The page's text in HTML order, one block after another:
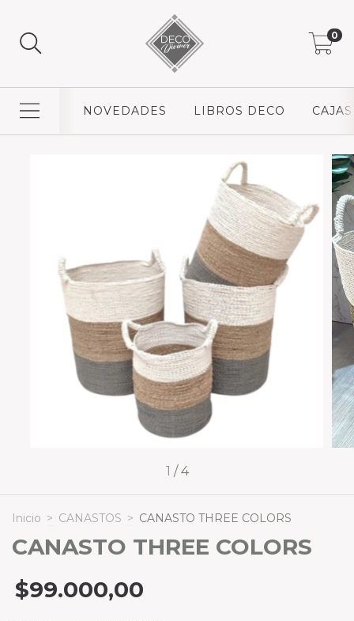
0
NOVEDADES LIBROS DECO CAJAS
1 / 4
Inicio > CANASTOS > CANASTO THREE COLORS
CANASTO THREE COLORS
$99.000,00